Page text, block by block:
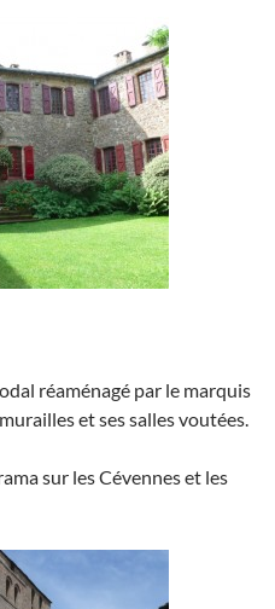
réaménagé par le marquis
et ses salles voutées.
sur les Cévennes et les